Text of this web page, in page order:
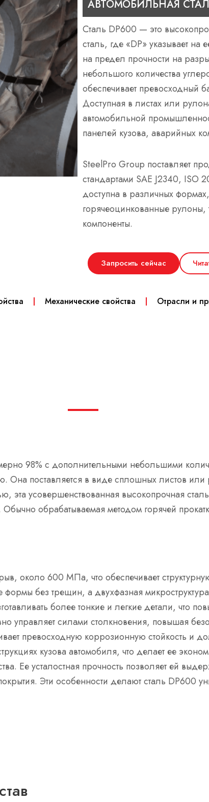
АВТОМОБИЛЬНАЯ
Сталь DP600 — это
сталь, где «DP» указывает
на предел прочности на
небольшого количества
обеспечивает превосходный
Доступная в листах или
автомобильной
панелей кузова, аварийных
SteelPro Group поставляет
стандартами SAE J2340, ISO
доступна в различных
горячеоцинкованные
компоненты.
Запросить сейчас
Механические свойства Отрасли и
98% с дополнительными небольшими
Она поставляется в виде сплошных листов
эта усовершенствованная высокопрочная
обрабатываемая методом горячей
около 600 МПа, что обеспечивает
без трещин, а двухфазная
более тонкие и легкие детали, что
управляет силами столкновения, повышая
превосходную коррозионную стойкость и
кузова автомобиля, что делает ее
Ее усталостная прочность позволяет ей
Эти особенности делают сталь